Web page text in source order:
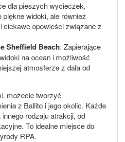
dla pieszych wycieczek,
piękne widoki, ale również
ciekawe opowieści związane z
Sheffield Beach: Zapierające
na ocean i możliwość
atmosferze z dala od
możecie tworzyć
z Ballito i jego okolic. Każde
rodzaju atrakcji, od
To idealne miejsce do
RPA.